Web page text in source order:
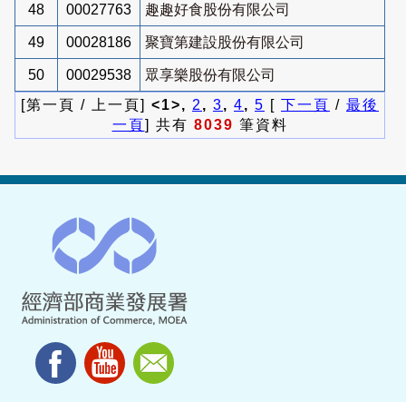
48 00027763 趣趣好食股份有限公司
49 00028186 聚寶第建設股份有限公司
50 00029538
眾享樂股份有限公司
[第一頁 / 上一頁] <1>, 2 , 3, 4, 5 [ 下一頁 / 最後
一頁] 共有 8039 筆資料